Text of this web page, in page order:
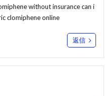
without insurance can i
clomiphene online
返信